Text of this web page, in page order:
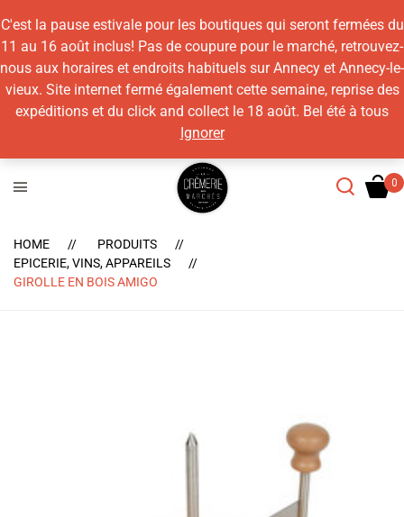
C'est la pause estivale pour les boutiques qui seront fermées du
11 au 16 août inclus! Pas de coupure pour le marché, retrouvez-
nous aux horaires et endroits habituels sur Annecy et Annecy-le-
vieux. Site internet fermé également cette semaine, reprise des
expéditions et du click and collect le 18 août. Bel été à tous
Ignorer
HOME
PRODUITS
EPICERIE, VINS, APPAREILS
GIROLLE EN BOIS AMIGO